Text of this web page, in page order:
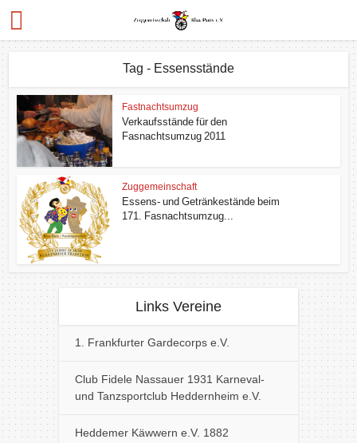
Tag - Essensstände
Fastnachtsumzug
Verkaufsstände für den
Fasnachtsumzug 2011
Zuggemeinschaft
Essens- und Getränkestände beim
171. Fasnachtsumzug...
Links Vereine
1. Frankfurter Gardecorps e.V.
Club Fidele Nassauer 1931 Karneval-
und Tanzsportclub Heddernheim e.V.
Heddemer Käwwern e.V. 1882